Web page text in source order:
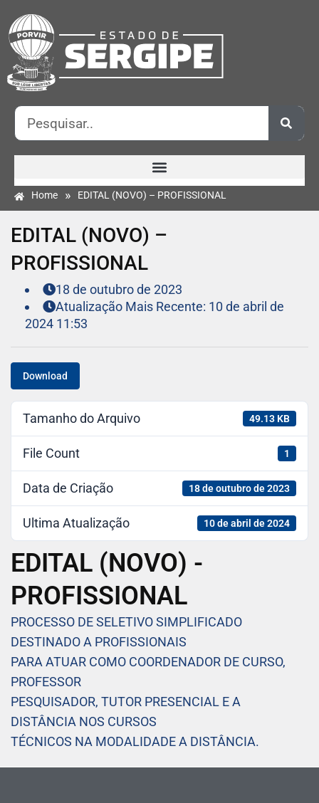
Home » EDITAL (NOVO) – PROFISSIONAL
EDITAL (NOVO) –
PROFISSIONAL
18 de outubro de 2023
Atualização Mais Recente: 10 de abril de
2024 11:53
Download
Tamanho do Arquivo 49.13 KB
File Count 1
Data de Criação 18 de outubro de 2023
Ultima Atualização 10 de abril de 2024
EDITAL (NOVO) -
PROFISSIONAL
PROCESSO DE SELETIVO SIMPLIFICADO
DESTINADO A PROFISSIONAIS
PARA ATUAR COMO COORDENADOR DE CURSO,
PROFESSOR
PESQUISADOR, TUTOR PRESENCIAL E A
DISTÂNCIA NOS CURSOS
TÉCNICOS NA MODALIDADE A DISTÂNCIA.